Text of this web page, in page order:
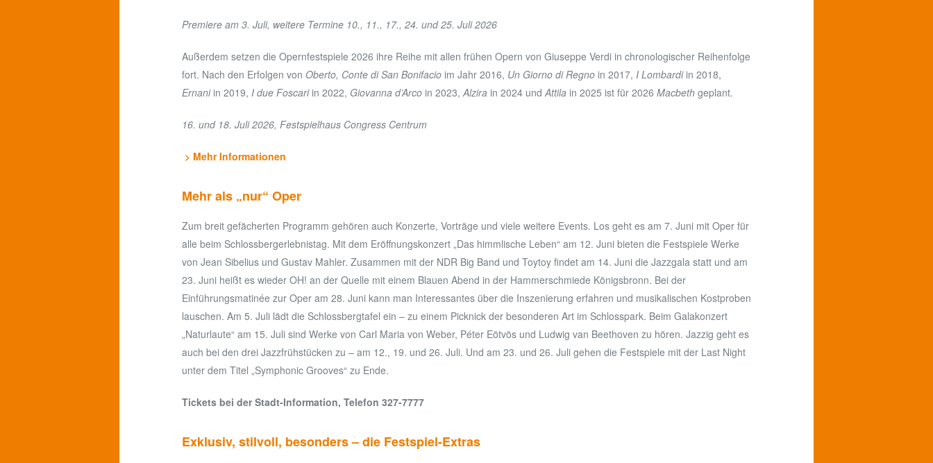
Premiere am 3. Juli, weitere Termine 10., 11., 17., 24. und 25. Juli 2026
Außerdem setzen die Opernfestspiele 2026 ihre Reihe mit allen frühen Opern von Giuseppe Verdi in chronologischer Reihenfolge
fort. Nach den Erfolgen von Oberto, Conte di San Bonifacio im Jahr 2016, Un Giorno di Regno in 2017, I Lombardiin 2018,
Ernaniin 2019, I due Foscariin 2022, Giovanna d’Arco in 2023,Alzira in 2024 undAttila in 2025 ist für 2026 Macbeth geplant.
16. und 18. Juli 2026, Festspielhaus Congress Centrum
> Mehr Informationen
Mehr als „nur“ Oper
Zum breit gefächerten Programm gehören auch Konzerte, Vorträge und viele weitere Events. Los geht es am 7. Juni mit Oper für
alle beim Schlossbergerlebnistag. Mit dem Eröffnungskonzert „Das himmlische Leben“ am 12. Juni bieten die Festspiele Werke
von Jean Sibelius und Gustav Mahler. Zusammen mit der NDR Big Band und Toytoy findet am 14. Juni die Jazzgala statt und am
23. Juni heißt es wieder OH! an der Quelle mit einem Blauen Abend in der Hammerschmiede Königsbronn. Bei der
Einführungsmatinée zur Oper am 28. Juni kann man Interessantes über die Inszenierung erfahren und musikalischen Kostproben
lauschen. Am 5. Juli lädt die Schlossbergtafel ein – zu einem Picknick der besonderen Art im Schlosspark. Beim Galakonzert
„Naturlaute“ am 15. Juli sind Werke von Carl Maria von Weber, Péter Eötvös und Ludwig van Beethoven zu hören. Jazzig geht es
auch bei den drei Jazzfrühstücken zu – am 12., 19. und 26. Juli. Und am 23. und 26. Juli gehen die Festspiele mit der Last Night
unter dem Titel „Symphonic Grooves“ zu Ende.
Tickets bei der Stadt-Information, Telefon 327-7777
Exklusiv, stilvoll, besonders – die Festspiel-Extras